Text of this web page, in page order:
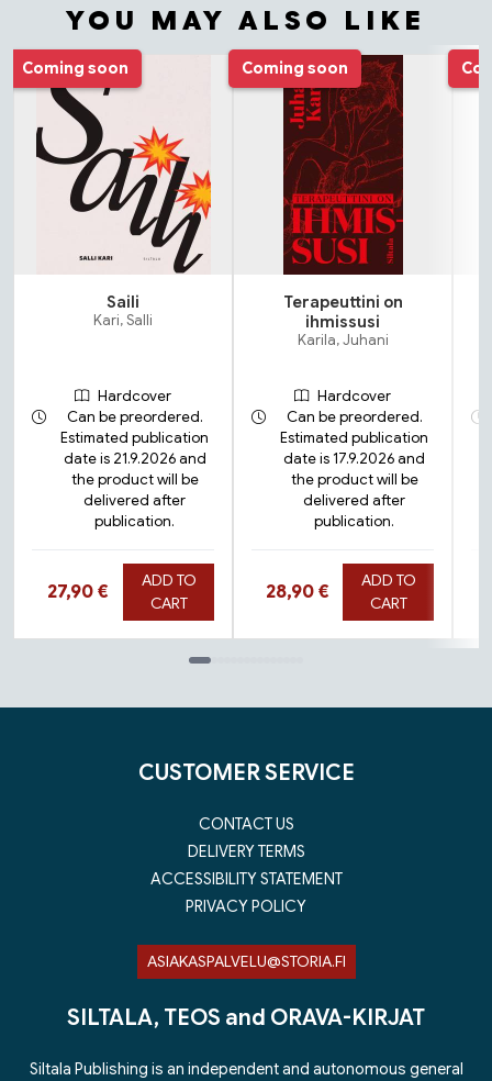
YOU MAY ALSO LIKE
Tuoteluettelon alku
Coming soon
Saili
Kari, Salli
Hardcover
Can be preordered.
Estimated publication
date is 21.9.2026 and
the product will be
delivered after
publication.
Hinta nyt
27,90 €
ADD TO
CART
Coming soon
Terapeuttini on
ihmissusi
Karila, Juhani
Hardcover
Can be preordered.
Estimated publication
date is 17.9.2026 and
the product will be
delivered after
publication.
Hinta nyt
28,90 €
ADD TO
CART
CUSTOMER SERVICE
CONTACT US
DELIVERY TERMS
ACCESSIBILITY STATEMENT
PRIVACY POLICY
ASIAKASPALVELU@STORIA.FI
SILTALA, TEOS and ORAVA-KIRJAT
Siltala Publishing is an independent and autonomous general